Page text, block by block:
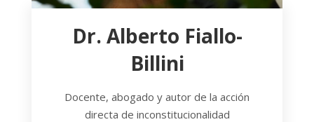
Dr. Alberto Fiallo-
Billini
Docente, abogado y autor de la acción
directa de inconstitucionalidad